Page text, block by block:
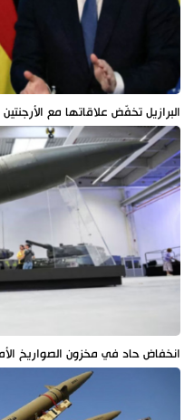
البرازيل تخفّض علاقاتها مع
انخفاض حاد في مخزون الصواريخ